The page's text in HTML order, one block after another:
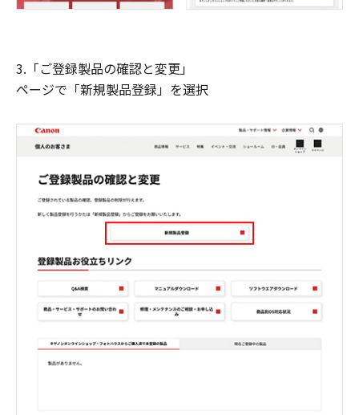
3.「ご登録製品の確認と変更」
ページで「新規製品登録」を選択